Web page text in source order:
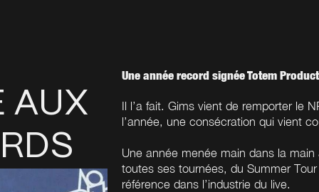
AUX
Une année record signéeTotem
Il l’a fait. Gims vient de remporter le
l’année, une consécration qui vient
Une année menée main dans la
toutes ses tournées, du Summer
référence dans l’industrie du live.